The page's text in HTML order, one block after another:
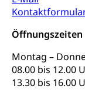
Öffnungszeiten
Montag –
08.00 bis 12.00
13.30 bis 16.00
internationale
Cassis-deDijon-
Krankheit,
Krankenkasse